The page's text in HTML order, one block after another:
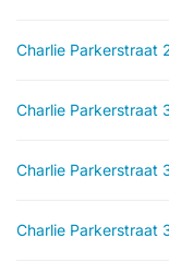
Charlie Parkerstraat
Charlie Parkerstraat
Charlie Parkerstraat
Charlie Parkerstraat